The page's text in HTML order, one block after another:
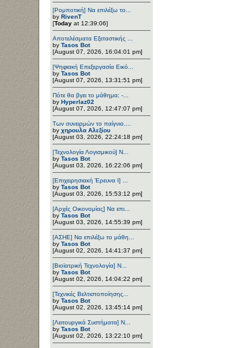
[Ρομποτική] Να επιλέξω το...
by RivenT
[Today at 12:39:06]
Αποτελέσματα Εξεταστικής ...
by Tasos Bot
[August 07, 2026, 16:04:01 pm]
[Ψηφιακή Επεξεργασία Εικό...
by Tasos Bot
[August 07, 2026, 13:31:51 pm]
Πότε θα βγει το μάθημα; -...
by Hyperlaz02
[August 07, 2026, 12:47:07 pm]
Των συνειρμών το παίγνιο....
by χηρουλα Αλεξίου
[August 03, 2026, 22:24:18 pm]
[Τεχνολογία Λογισμικού] Ν...
by Tasos Bot
[August 03, 2026, 16:22:06 pm]
[Επιχειρησιακή Έρευνα Ι] ...
by Tasos Bot
[August 03, 2026, 15:53:12 pm]
[Αρχές Οικονομίας] Να επι...
by Tasos Bot
[August 03, 2026, 14:55:39 pm]
[ΑΣΗΕ] Να επιλέξω το μάθη...
by Tasos Bot
[August 02, 2026, 14:41:37 pm]
[Βιοϊατρική Τεχνολογία] Ν...
by Tasos Bot
[August 02, 2026, 14:04:22 pm]
[Τεχνικές Βελτιστοποίησης...
by Tasos Bot
[August 02, 2026, 13:45:14 pm]
[Λειτουργικά Συστήματα] Ν...
by Tasos Bot
[August 02, 2026, 13:22:10 pm]